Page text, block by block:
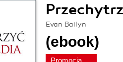
Evan Bailyn
(ebook)
Promocja